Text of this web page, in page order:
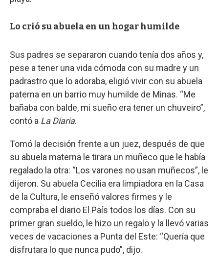
Lo crió su abuela en un hogar humilde
Sus padres se separaron cuando tenía dos años y,
pese a tener una vida cómoda con su madre y un
padrastro que lo adoraba, eligió vivir con su abuela
paterna en un barrio muy humilde de Minas. “Me
bañaba con balde, mi sueño era tener un chuveiro”,
contó a La Diaria.
Tomó la decisión frente a un juez, después de que
su abuela materna le tirara un muñeco que le había
regalado la otra: “Los varones no usan muñecos”, le
dijeron. Su abuela Cecilia era limpiadora en la Casa
de la Cultura, le enseñó valores firmes y le
compraba el diario El País todos los días. Con su
primer gran sueldo, le hizo un regalo y la llevó varias
veces de vacaciones a Punta del Este: “Quería que
disfrutara lo que nunca pudo”, dijo.